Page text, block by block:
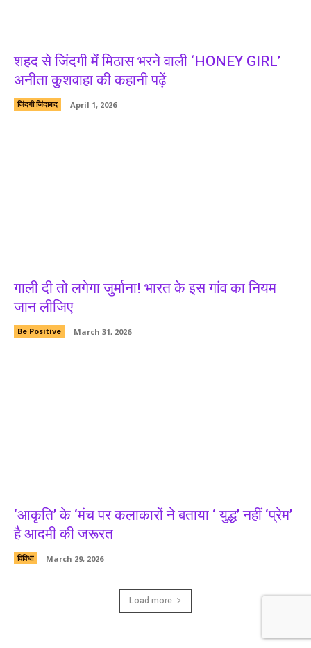
शहद से जिंदगी में मिठास भरने वाली ‘HONEY GIRL’
अनीता कुशवाहा की कहानी पढ़ें
जिंदगी जिंदाबाद April 1, 2026
गाली दी तो लगेगा जुर्माना! भारत के इस गांव का नियम
जान लीजिए
Be Positive March 31, 2026
‘आकृति’ के ‘मंच पर कलाकारों ने बताया ‘ युद्ध’ नहीं ‘प्रेम’
है आदमी की जरूरत
विविधा March 29, 2026
Load more